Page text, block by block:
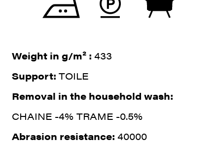
Weight in g/m² : 433
Support: TOILE
Removal in the household wash:
CHAINE -4% TRAME -0.5%
Abrasion resistance: 40000